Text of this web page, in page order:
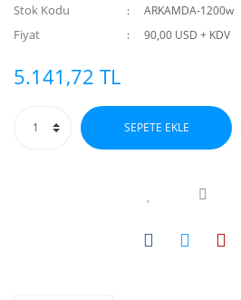
Stok Kodu ARKAMDA-1200w
Fiyat 90,00 USD + KDV
5.141,72 TL
SEPETE EKLE